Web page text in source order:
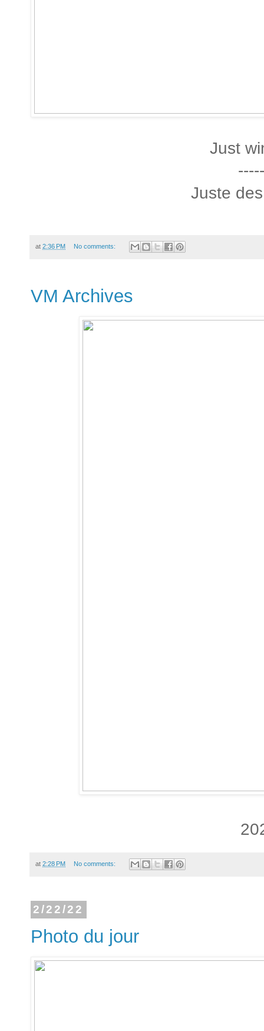
Just
Juste
at 2:36 PM No comments:
VM Archives
at 2:28 PM No comments:
2/22/22
Photo du jour